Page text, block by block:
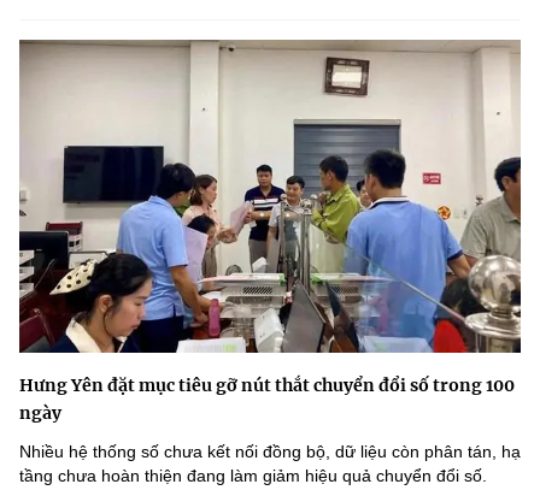
Hưng Yên đặt mục tiêu gỡ nút thắt chuyển đổi số trong 100
ngày
Nhiều hệ thống số chưa kết nối đồng bộ, dữ liệu còn phân tán, hạ
tầng chưa hoàn thiện đang làm giảm hiệu quả chuyển đổi số.